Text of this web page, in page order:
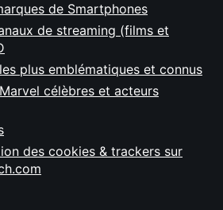
de Smartphones
de streaming (films et
plus emblématiques et connus
célèbres et acteurs
des cookies & trackers sur